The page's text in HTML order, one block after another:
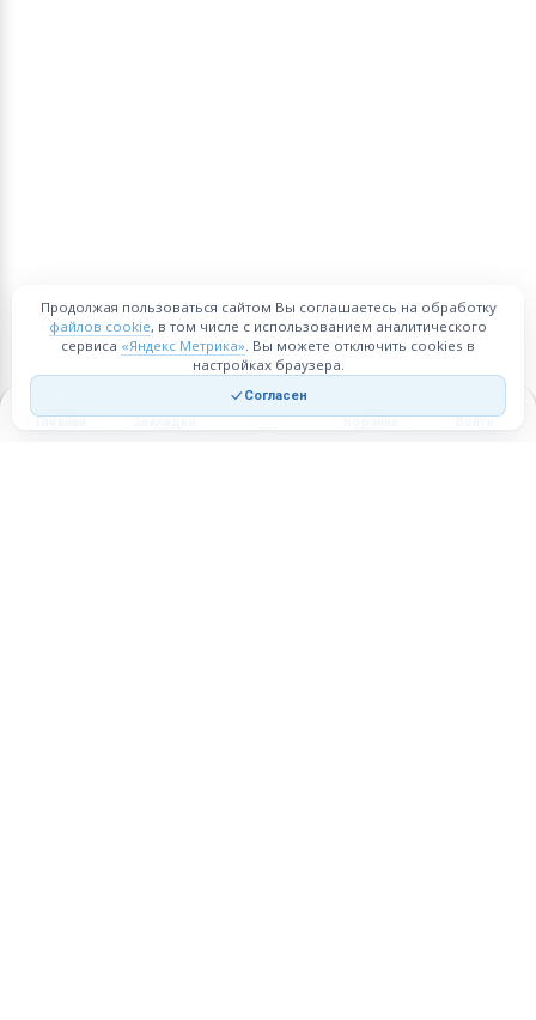
Главная Закладки Корзина Войти
Продолжая пользоваться сайтом Вы соглашаетесь на обработку
файлов cookie, в том числе с использованием аналитического
сервиса «Яндекс Метрика». Вы можете отключить cookies в
настройках браузера.
Согласен